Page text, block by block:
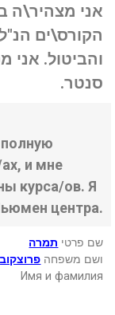
אני מצהיר\ה
הקורס\ים
והביטול. אני
סנטר.
и мне
курса/ов. Я
центра.
שם פרטי תמרה
ושם משפחה פרוצקוב
Имя и фамилия